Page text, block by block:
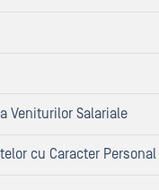
Veniturilor Salariale
cu Caracter Personal